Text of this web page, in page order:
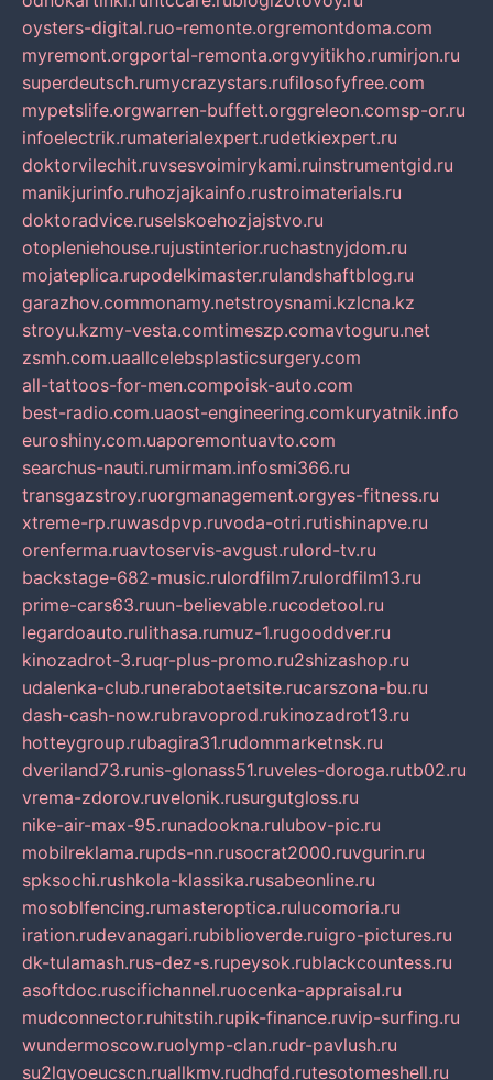
oysters-digital.ruo-remonte.orgremontdoma.com
myremont.orgportal-remonta.orgvyitikho.rumirjon.ru
superdeutsch.rumycrazystars.rufilosofyfree.com
mypetslife.orgwarren-buffett.orggreleon.comsp-or.ru
infoelectrik.rumaterialexpert.rudetkiexpert.ru
doktorvilechit.ruvsesvoimirykami.ruinstrumentgid.ru
manikjurinfo.ruhozjajkainfo.rustroimaterials.ru
doktoradvice.ruselskoehozjajstvo.ru
otopleniehouse.rujustinterior.ruchastnyjdom.ru
mojateplica.rupodelkimaster.rulandshaftblog.ru
garazhov.commonamy.netstroysnami.kzlcna.kz
stroyu.kzmy-vesta.comtimeszp.comavtoguru.net
zsmh.com.uaallcelebsplasticsurgery.com
all-tattoos-for-men.compoisk-auto.com
best-radio.com.uaost-engineering.comkuryatnik.info
euroshiny.com.uaporemontuavto.com
searchus-nauti.rumirmam.infosmi366.ru
transgazstroy.ruorgmanagement.orgyes-fitness.ru
xtreme-rp.ruwasdpvp.ruvoda-otri.rutishinapve.ru
orenferma.ruavtoservis-avgust.rulord-tv.ru
backstage-682-music.rulordfilm7.rulordfilm13.ru
prime-cars63.ruun-believable.rucodetool.ru
legardoauto.rulithasa.rumuz-1.rugooddver.ru
kinozadrot-3.ruqr-plus-promo.ru2shizashop.ru
udalenka-club.runerabotaetsite.rucarszona-bu.ru
dash-cash-now.rubravoprod.rukinozadrot13.ru
hotteygroup.rubagira31.rudommarketnsk.ru
dveriland73.runis-glonass51.ruveles-doroga.rutb02.ru
vrema-zdorov.ruvelonik.rusurgutgloss.ru
nike-air-max-95.runadookna.rulubov-pic.ru
mobilreklama.rupds-nn.rusocrat2000.ruvgurin.ru
spksochi.rushkola-klassika.rusabeonline.ru
mosoblfencing.rumasteroptica.rulucomoria.ru
iration.rudevanagari.rubiblioverde.ruigro-pictures.ru
dk-tulamash.rus-dez-s.rupeysok.rublackcountess.ru
asoftdoc.ruscifichannel.ruocenka-appraisal.ru
mudconnector.ruhitstih.rupik-finance.ruvip-surfing.ru
wundermoscow.ruolymp-clan.rudr-pavlush.ru
su2lgyoeucscn.ruallkmv.rudhgfd.rutesotomeshell.ru